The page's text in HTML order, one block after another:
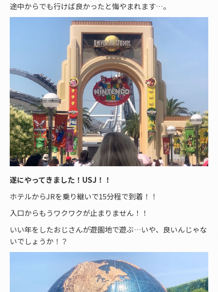
途中からでも行けば良かったと悔やまれます…。
遂にやってきました！USJ！！
ホテルからJRを乗り継いで15分程で到着！！
入口からもうワクワクが止まりません！！
いい年をしたおじさんが遊園地で遊ぶ…いや、良いんじゃな
いでしょうか！？